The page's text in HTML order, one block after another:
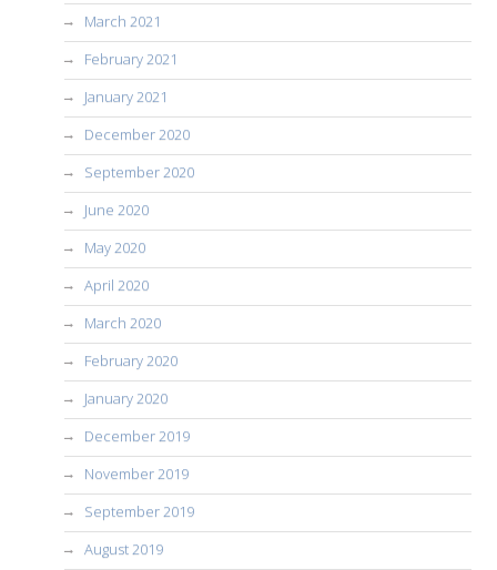
March 2021
February 2021
January 2021
December 2020
September 2020
June 2020
May 2020
April 2020
March 2020
February 2020
January 2020
December 2019
November 2019
September 2019
August 2019